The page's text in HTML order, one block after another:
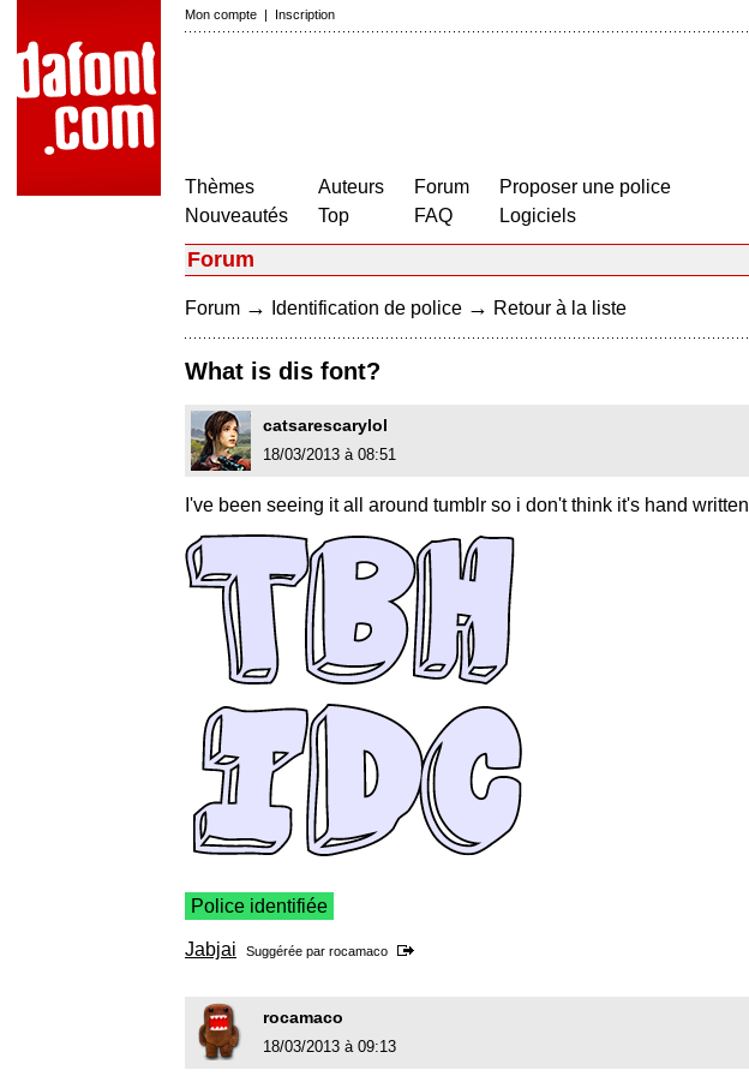
Mon compte | Inscription
Thèmes
Nouveautés
Auteurs
Top
Forum
FAQ
Proposer une police
Logiciels
Forum
Forum → Identification de police → Retour à la liste
What is dis font?
catsarescarylol
18/03/2013 à 08:51
I've been seeing it all around tumblr so i don't think it's hand written
Police identifiée
Jabjai Suggérée par rocamaco
rocamaco
18/03/2013 à 09:13